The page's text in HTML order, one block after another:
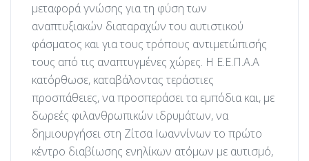
μεταφορά γνώσης για τη φύση των
αναπτυξιακών διαταραχών του αυτιστικού
φάσματος και για τους τρόπους αντιμετώπισής
τους από τις αναπτυγμένες χώρες. Η Ε.Ε.Π.Α.Α
κατόρθωσε, καταβάλοντας τεράστιες
προσπάθειες, να προσπεράσει τα εμπόδια και, με
δωρεές φιλανθρωπικών ιδρυμάτων, να
δημιουργήσει στη Ζίτσα Ιωαννίνων το πρώτο
κέντρο διαβίωσης ενηλίκων ατόμων με αυτισμό,